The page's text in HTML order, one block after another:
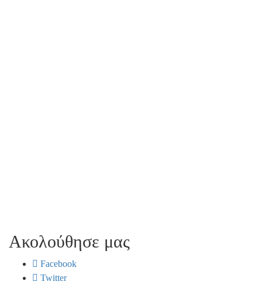
Ακολούθησε μας
Facebook
Twitter